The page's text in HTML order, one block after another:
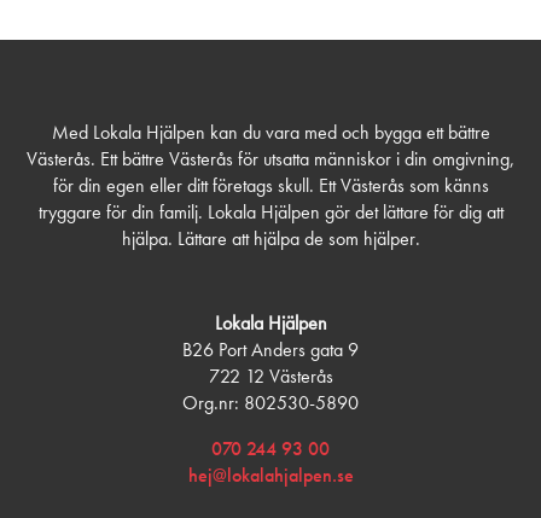
Med Lokala Hjälpen kan du vara med och bygga ett bättre
Västerås. Ett bättre Västerås för utsatta människor i din omgivning,
för din egen eller ditt företags skull. Ett Västerås som känns
tryggare för din familj. Lokala Hjälpen gör det lättare för dig att
hjälpa. Lättare att hjälpa de som hjälper.
Lokala Hjälpen
B26 Port Anders gata 9
722 12 Västerås
Org.nr: 802530-5890
070 244 93 00
hej@lokalahjalpen.se